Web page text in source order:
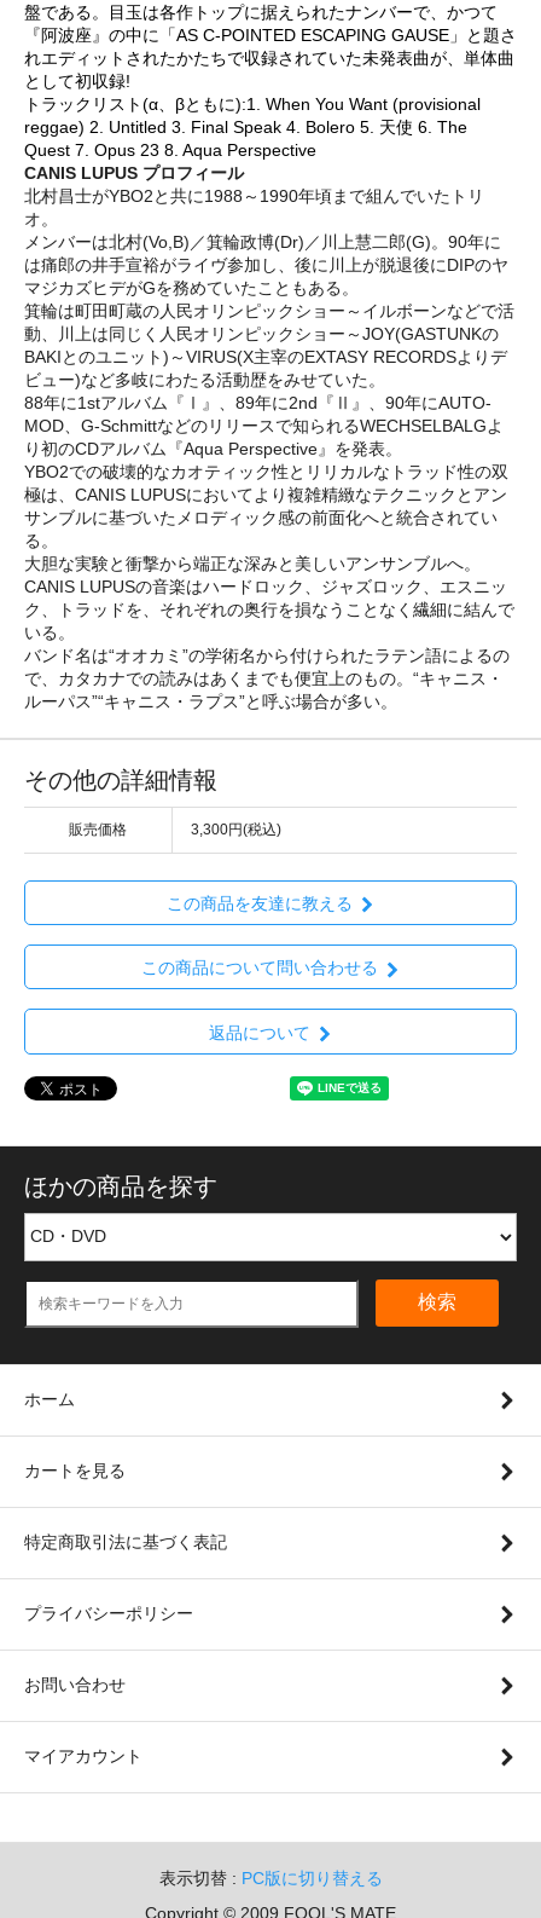
盤である。目玉は各作トップに据えられたナンバーで、かつて
『阿波座』の中に「AS C-POINTED ESCAPING GAUSE」と題さ
れエディットされたかたちで収録されていた未発表曲が、単体曲
として初収録!
トラックリスト(α、βともに):1. When You Want (provisional
reggae) 2. Untitled 3. Final Speak 4. Bolero 5. 天使 6. The
Quest 7. Opus 23 8. Aqua Perspective
CANIS LUPUS プロフィール
北村昌士がYBO2と共に1988～1990年頃まで組んでいたトリ
オ。
メンバーは北村(Vo,B)／箕輪政博(Dr)／川上慧二郎(G)。90年に
は痛郎の井手宣裕がライヴ参加し、後に川上が脱退後にDIPのヤ
マジカズヒデがGを務めていたこともある。
箕輪は町田町蔵の人民オリンピックショー～イルボーンなどで活
動、川上は同じく人民オリンピックショー～JOY(GASTUNKの
BAKIとのユニット)～VIRUS(X主宰のEXTASY RECORDSよりデ
ビュー)など多岐にわたる活動歴をみせていた。
88年に1stアルバム『Ⅰ』、89年に2nd『Ⅱ』、90年にAUTO-
MOD、G-Schmittなどのリリースで知られるWECHSELBALGよ
り初のCDアルバム『Aqua Perspective』を発表。
YBO2での破壊的なカオティック性とリリカルなトラッド性の双
極は、CANIS LUPUSにおいてより複雑精緻なテクニックとアン
サンブルに基づいたメロディック感の前面化へと統合されてい
る。
大胆な実験と衝撃から端正な深みと美しいアンサンブルへ。
CANIS LUPUSの音楽はハードロック、ジャズロック、エスニッ
ク、トラッドを、それぞれの奥行を損なうことなく繊細に結んで
いる。
バンド名は“オオカミ”の学術名から付けられたラテン語によるの
で、カタカナでの読みはあくまでも便宜上のもの。“キャニス・
ルーパス”“キャニス・ラプス”と呼ぶ場合が多い。
その他の詳細情報
販売価格 3,300円(税込)
この商品を友達に教える
この商品について問い合わせる
返品について
ほかの商品を探す
検索
ホーム
カートを見る
特定商取引法に基づく表記
プライバシーポリシー
お問い合わせ
マイアカウント
表示切替 : PC版に切り替える
Copyright © 2009 FOOL'S MATE